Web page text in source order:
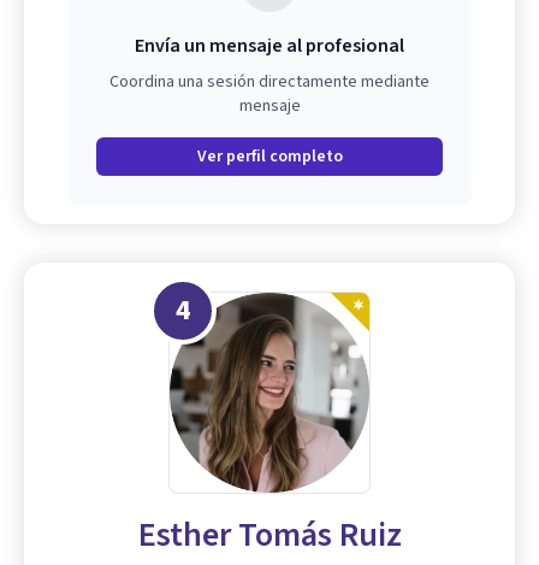
Envía un mensaje al profesional
Coordina una sesión directamente mediante
mensaje
Ver perfil completo
4
Esther Tomás Ruiz